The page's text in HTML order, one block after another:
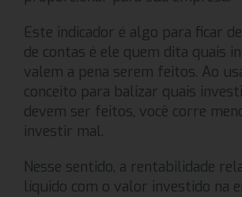
Este indicador é algo para ficar
de contas é ele quem dita quais
valem a pena serem feitos. Ao
conceito para balizar quais
devem ser feitos, você corre
investir mal.
Nesse sentido, a rentabilidade
líquido com o valor investido na